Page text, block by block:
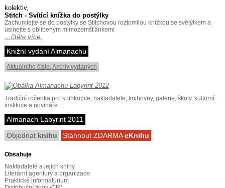
kolektiv,
Stitch - Svítící knížka do postýlky
Zachumlejte se do postýlky se Stitchovou roztomilou knížkou se světýlkem a
usínejte s oblíbeným mimozemšťánkem!
…čtěte více.
Knižní vydání Almanachu
Aktuálního číslo,Archiv vydaných
Tradiční ročenka pro knihkupce, nakladatele, knihovny, galerie, školy, kulturní
instituce a novináře…
Almanach Labyrint 2011
Objednat knihu Stáhnout ZDARMAeKnihu
Obsahuje
Nakladatelé a jejich knihy
Literární agentury a organizace
Praktické informaturium